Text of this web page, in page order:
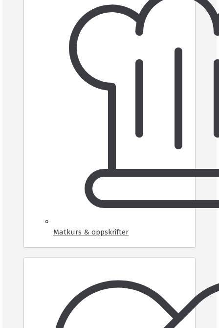
Matkurs & oppskrifter